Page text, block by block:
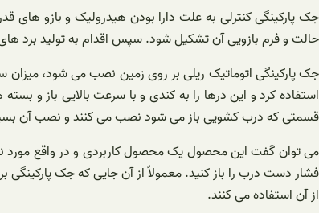
جک پارکینگی کنترلی به علت دارا بودن هیدرولیک و بازو های
حالت و فرم بازویی آن تشکیل شود. سپس اقدام به تولید برد های
جک پارکینگی اتوماتیک ریلی بر روی زمین نصب می شود، میزان
قسمتی که درب کشویی باز می شود نصب می کنند و نصب آن
می ‌توان گفت این محصول یک محصول کاربردی و در واقع مورد
فشار دست درب را باز کنید. معمولاً از آن جایی که جک پارکینگی
از آن استفاده می‌ کنند.